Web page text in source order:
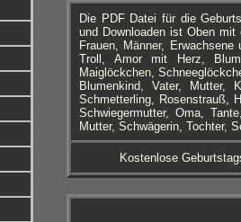
Die PDF Datei für die
und Downloaden ist Oben
Frauen, Männer,
Troll, Amor mit Herz,
Maiglöckchen,
Blumenkind, Vater,
Schmetterling, Rosenstrauß,
Schwiegermutter, Oma,
Mutter, Schwägerin, Tochter,
Kostenlose